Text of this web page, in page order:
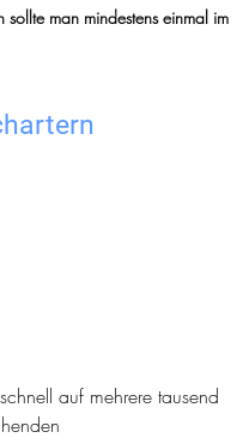
sollte man mindestens einmal im
auf mehrere tausend